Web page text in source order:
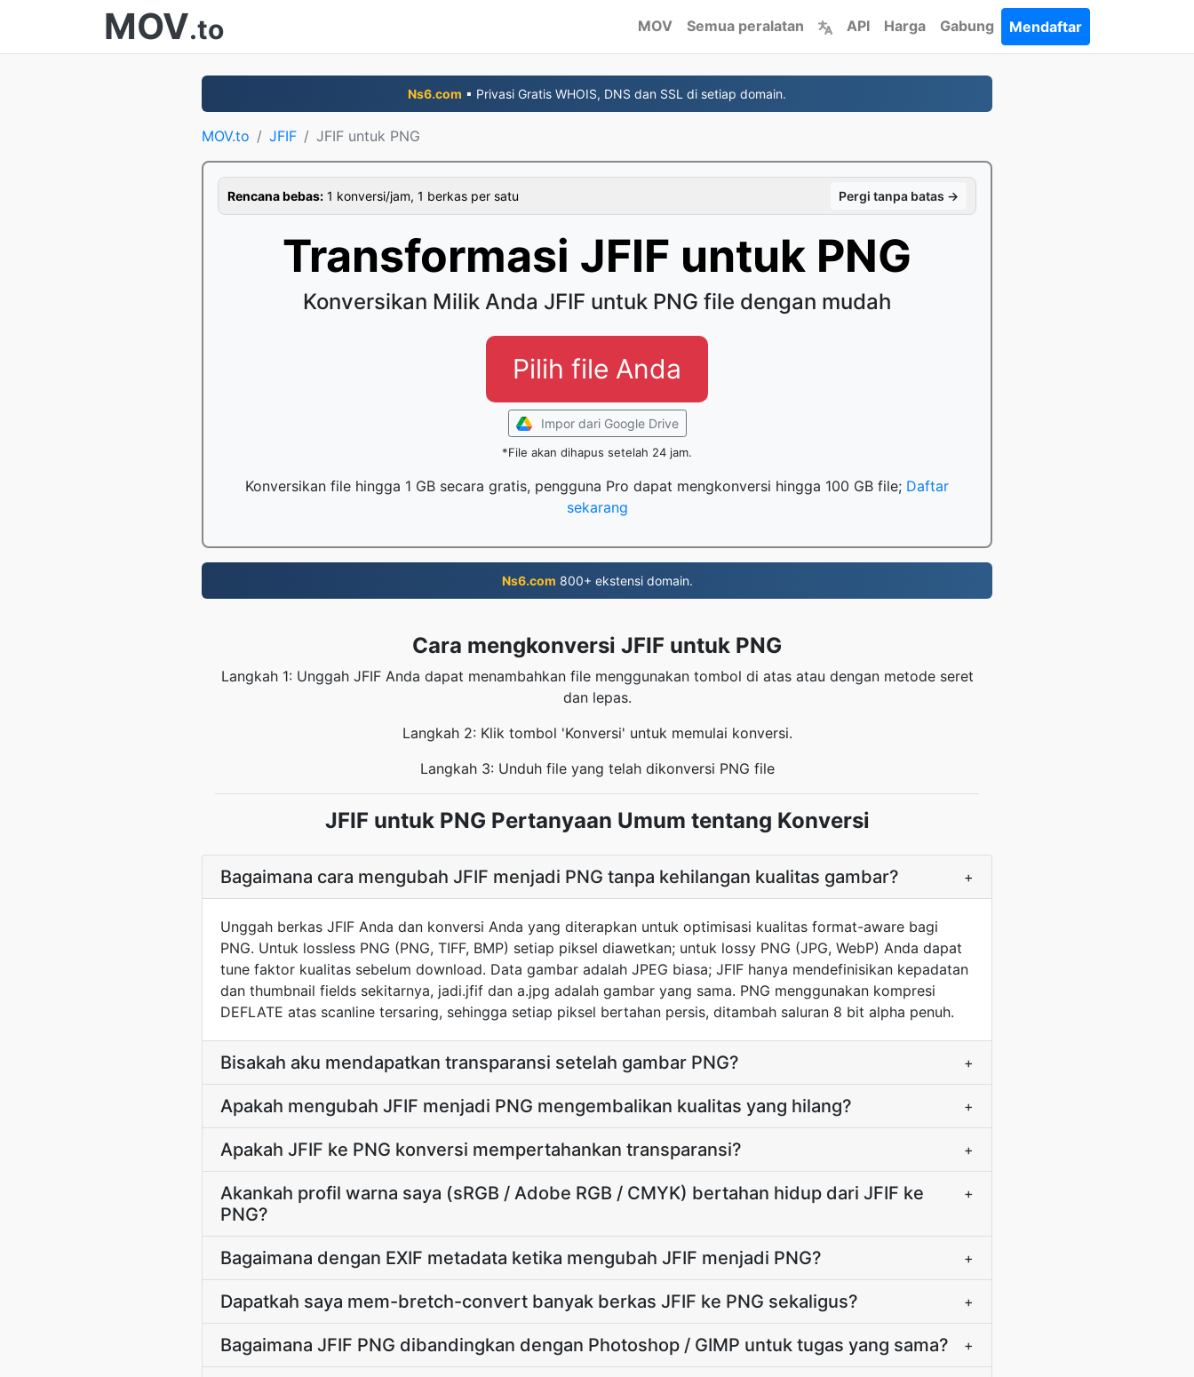
MOV.to MOV Semua peralatan API Harga Gabung Mendaftar
Ns6.com ▪ Privasi Gratis WHOIS, DNS dan SSL di setiap domain.
MOV.to JFIF JFIF untuk PNG
Rencana bebas: 1 konversi/jam, 1 berkas per satu Pergi tanpa batas →
Transformasi JFIF untuk PNG
Konversikan Milik Anda JFIF untuk PNG file dengan mudah
Pilih file Anda
Impor dari Google Drive
*File akan dihapus setelah 24 jam.
Konversikan file hingga 1 GB secara gratis, pengguna Pro dapat mengkonversi hingga 100 GB file; Daftar
sekarang
Ns6.com 800+ ekstensi domain.
Cara mengkonversi JFIF untuk PNG
Langkah 1: Unggah JFIF Anda dapat menambahkan file menggunakan tombol di atas atau dengan metode seret
dan lepas.
Langkah 2: Klik tombol 'Konversi' untuk memulai konversi.
Langkah 3: Unduh file yang telah dikonversi PNG file
JFIF untuk PNG Pertanyaan Umum tentang Konversi
Bagaimana cara mengubah JFIF menjadi PNG tanpa kehilangan kualitas gambar? +
Unggah berkas JFIF Anda dan konversi Anda yang diterapkan untuk optimisasi kualitas format-aware bagi
PNG. Untuk lossless PNG (PNG, TIFF, BMP) setiap piksel diawetkan; untuk lossy PNG (JPG, WebP) Anda dapat
tune faktor kualitas sebelum download. Data gambar adalah JPEG biasa; JFIF hanya mendefinisikan kepadatan
dan thumbnail fields sekitarnya, jadi.jfif dan a.jpg adalah gambar yang sama. PNG menggunakan kompresi
DEFLATE atas scanline tersaring, sehingga setiap piksel bertahan persis, ditambah saluran 8 bit alpha penuh.
Bisakah aku mendapatkan transparansi setelah gambar PNG? +
Apakah mengubah JFIF menjadi PNG mengembalikan kualitas yang hilang? +
Apakah JFIF ke PNG konversi mempertahankan transparansi? +
Akankah profil warna saya (sRGB / Adobe RGB / CMYK) bertahan hidup dari JFIF ke
PNG?
+
Bagaimana dengan EXIF metadata ketika mengubah JFIF menjadi PNG? +
Dapatkah saya mem-bretch-convert banyak berkas JFIF ke PNG sekaligus? +
Bagaimana JFIF PNG dibandingkan dengan Photoshop / GIMP untuk tugas yang sama? +